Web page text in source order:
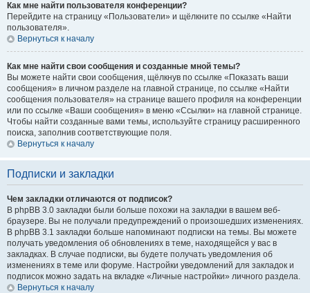
Как мне найти пользователя конференции?
Перейдите на страницу «Пользователи» и щёлкните по ссылке «Найти
пользователя».
Вернуться к началу
Как мне найти свои сообщения и созданные мной темы?
Вы можете найти свои сообщения, щёлкнув по ссылке «Показать ваши
сообщения» в личном разделе на главной странице, по ссылке «Найти
сообщения пользователя» на странице вашего профиля на конференции
или по ссылке «Ваши сообщения» в меню «Ссылки» на главной странице.
Чтобы найти созданные вами темы, используйте страницу расширенного
поиска, заполнив соответствующие поля.
Вернуться к началу
Подписки и закладки
Чем закладки отличаются от подписок?
В phpBB 3.0 закладки были больше похожи на закладки в вашем веб-
браузере. Вы не получали предупреждений о произошедших изменениях.
В phpBB 3.1 закладки больше напоминают подписки на темы. Вы можете
получать уведомления об обновлениях в теме, находящейся у вас в
закладках. В случае подписки, вы будете получать уведомления об
изменениях в теме или форуме. Настройки уведомлений для закладок и
подписок можно задать на вкладке «Личные настройки» личного раздела.
Вернуться к началу